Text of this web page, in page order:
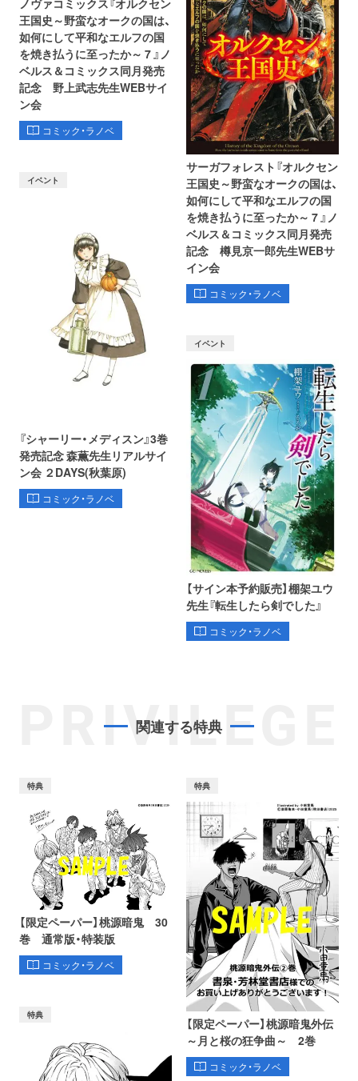
ノヴァコミックス『オルクセン
王国史～野蛮なオークの国は、
如何にして平和なエルフの国
を焼き払うに至ったか～ 7 』ノ
ベルス＆コミックス同月発売
記念 野上武志先生WEBサイ
ン会
コミック・ラノベ
サーガフォレスト『オルクセン
王国史～野蛮なオークの国は、
如何にして平和なエルフの国
を焼き払うに至ったか～ 7 』ノ
ベルス＆コミックス同月発売
記念 樽見京一郎先生WEBサ
イン会
コミック・ラノベ
イベント
『シャーリー・メディスン』3巻
発売記念 森薫先生リアルサイ
ン会 ２DAYS(秋葉原)
コミック・ラノベ
イベント
【サイン本予約販売】棚架ユウ
先生『転生したら剣でした』
コミック・ラノベ
PRIVILEGE
関連する特典
特典
【限定ペーパー】桃源暗鬼 30
巻 通常版・特装版
コミック・ラノベ
特典
【限定ペーパー】桃源暗鬼外伝
～月と桜の狂争曲～ 2巻
コミック・ラノベ
特典